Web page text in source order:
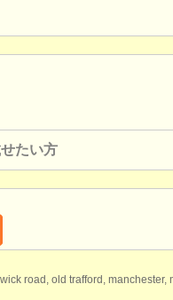
たい方
road, old trafford, manchester,